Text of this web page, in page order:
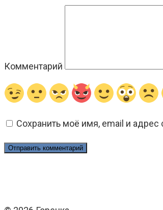
Комментарий
Сохранить моё имя, email и